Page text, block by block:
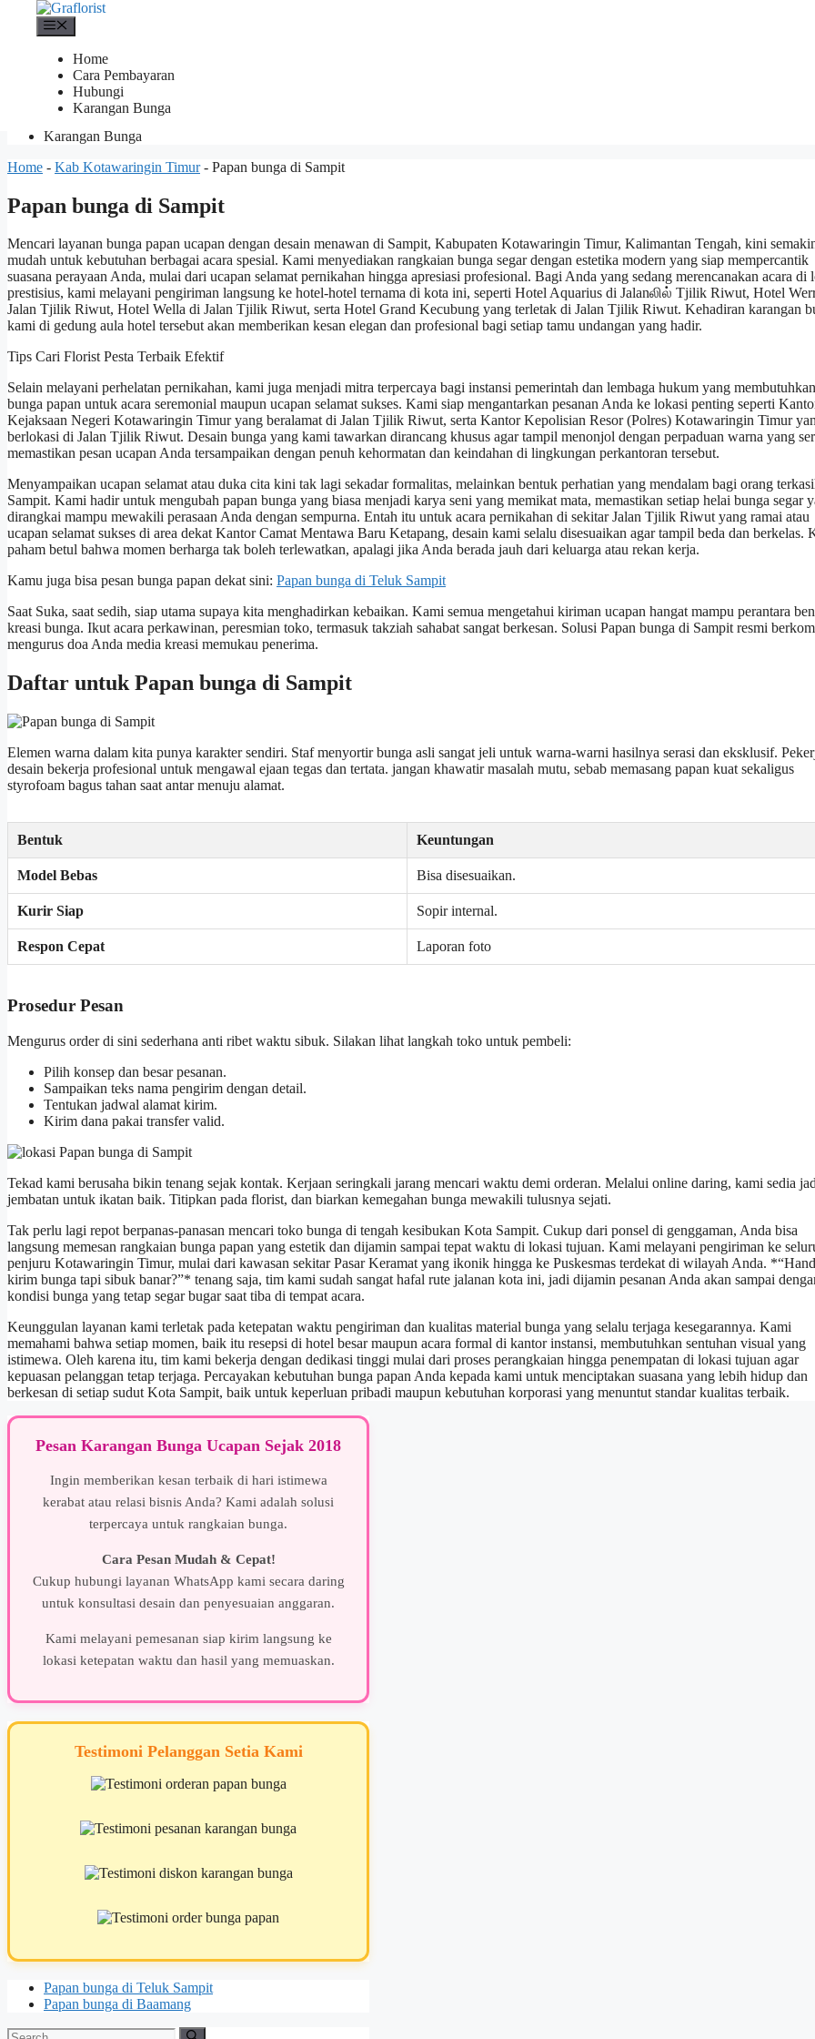
Menu
Home
Cara Pembayaran
Karangan Bunga
Home
Cara Pembayaran
Hubungi
Karangan Bunga
Home - Kab Kotawaringin Timur- Papan bunga di Sampit
Papan bunga di Sampit
Mencari layanan bunga papan ucapan dengan desain menawan di Sampit, Kabupaten Kotawaringin Timur, Kalimantan Tengah, kini
mudah untuk kebutuhan berbagai acara spesial. Kami menyediakan rangkaian bunga segar dengan estetika modern yang siap mempercantik
suasana perayaan Anda, mulai dari ucapan selamat pernikahan hingga apresiasi profesional. Bagi Anda yang sedang merencanakan acara di
prestisius, kami melayani pengiriman langsung ke hotel-hotel ternama di kota ini, seperti Hotel Aquarius di Jalanலில் Tjilik Riwut, Hotel
Jalan Tjilik Riwut, Hotel Wella di Jalan Tjilik Riwut, serta Hotel Grand Kecubung yang terletak di Jalan Tjilik Riwut. Kehadiran karangan
kami di gedung aula hotel tersebut akan memberikan kesan elegan dan profesional bagi setiap tamu undangan yang hadir.
Tips Cari Florist Pesta Terbaik Efektif
Selain melayani perhelatan pernikahan, kami juga menjadi mitra terpercaya bagi instansi pemerintah dan lembaga hukum yang membutuhkan
bunga papan untuk acara seremonial maupun ucapan selamat sukses. Kami siap mengantarkan pesanan Anda ke lokasi penting seperti
Kejaksaan Negeri Kotawaringin Timur yang beralamat di Jalan Tjilik Riwut, serta Kantor Kepolisian Resor (Polres) Kotawaringin Timur
berlokasi di Jalan Tjilik Riwut. Desain bunga yang kami tawarkan dirancang khusus agar tampil menonjol dengan perpaduan warna yang
memastikan pesan ucapan Anda tersampaikan dengan penuh kehormatan dan keindahan di lingkungan perkantoran tersebut.
Menyampaikan ucapan selamat atau duka cita kini tak lagi sekadar formalitas, melainkan bentuk perhatian yang mendalam bagi orang
Sampit. Kami hadir untuk mengubah papan bunga yang biasa menjadi karya seni yang memikat mata, memastikan setiap helai bunga segar
dirangkai mampu mewakili perasaan Anda dengan sempurna. Entah itu untuk acara pernikahan di sekitar Jalan Tjilik Riwut yang ramai atau
ucapan selamat sukses di area dekat Kantor Camat Mentawa Baru Ketapang, desain kami selalu disesuaikan agar tampil beda dan berkelas.
paham betul bahwa momen berharga tak boleh terlewatkan, apalagi jika Anda berada jauh dari keluarga atau rekan kerja.
Kamu juga bisa pesan bunga papan dekat sini: Papan bunga di Teluk Sampit
Saat Suka, saat sedih, siap utama supaya kita menghadirkan kebaikan. Kami semua mengetahui kiriman ucapan hangat mampu perantara
kreasi bunga. Ikut acara perkawinan, peresmian toko, termasuk takziah sahabat sangat berkesan. Solusi Papan bunga di Sampit resmi
mengurus doa Anda media kreasi memukau penerima.
Daftar untuk Papan bunga di Sampit
Elemen warna dalam kita punya karakter sendiri. Staf menyortir bunga asli sangat jeli untuk warna-warni hasilnya serasi dan eksklusif.
desain bekerja profesional untuk mengawal ejaan tegas dan tertata. jangan khawatir masalah mutu, sebab memasang papan kuat sekaligus
styrofoam bagus tahan saat antar menuju alamat.
Bentuk Keuntungan
Model Bebas Bisa disesuaikan.
Kurir Siap Sopir internal.
Respon Cepat Laporan foto
Prosedur Pesan
Mengurus order di sini sederhana anti ribet waktu sibuk. Silakan lihat langkah toko untuk pembeli:
Pilih konsep dan besar pesanan.
Sampaikan teks nama pengirim dengan detail.
Tentukan jadwal alamat kirim.
Kirim dana pakai transfer valid.
Tekad kami berusaha bikin tenang sejak kontak. Kerjaan seringkali jarang mencari waktu demi orderan. Melalui online daring, kami sedia
jembatan untuk ikatan baik. Titipkan pada florist, dan biarkan kemegahan bunga mewakili tulusnya sejati.
Tak perlu lagi repot berpanas-panasan mencari toko bunga di tengah kesibukan Kota Sampit. Cukup dari ponsel di genggaman, Anda bisa
langsung memesan rangkaian bunga papan yang estetik dan dijamin sampai tepat waktu di lokasi tujuan. Kami melayani pengiriman ke
penjuru Kotawaringin Timur, mulai dari kawasan sekitar Pasar Keramat yang ikonik hingga ke Puskesmas terdekat di wilayah Anda.
kirim bunga tapi sibuk banar?”* tenang saja, tim kami sudah sangat hafal rute jalanan kota ini, jadi dijamin pesanan Anda akan sampai
kondisi bunga yang tetap segar bugar saat tiba di tempat acara.
Keunggulan layanan kami terletak pada ketepatan waktu pengiriman dan kualitas material bunga yang selalu terjaga kesegarannya. Kami
memahami bahwa setiap momen, baik itu resepsi di hotel besar maupun acara formal di kantor instansi, membutuhkan sentuhan visual yang
istimewa. Oleh karena itu, tim kami bekerja dengan dedikasi tinggi mulai dari proses perangkaian hingga penempatan di lokasi tujuan agar
kepuasan pelanggan tetap terjaga. Percayakan kebutuhan bunga papan Anda kepada kami untuk menciptakan suasana yang lebih hidup dan
berkesan di setiap sudut Kota Sampit, baik untuk keperluan pribadi maupun kebutuhan korporasi yang menuntut standar kualitas terbaik.
Pesan Karangan Bunga Ucapan Sejak 2018
Ingin memberikan kesan terbaik di hari istimewa
kerabat atau relasi bisnis Anda? Kami adalah solusi
terpercaya untuk rangkaian bunga.
Cara Pesan Mudah & Cepat!
Cukup hubungi layanan WhatsApp kami secara daring
untuk konsultasi desain dan penyesuaian anggaran.
Kami melayani pemesanan siap kirim langsung ke
lokasi ketepatan waktu dan hasil yang memuaskan.
Testimoni Pelanggan Setia Kami
Papan bunga di Teluk Sampit
Papan bunga di Baamang
Search